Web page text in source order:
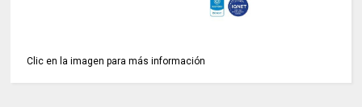
Clic en la imagen para más información